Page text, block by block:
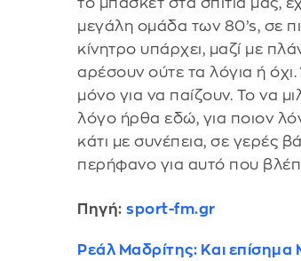
το μπάσκετ στα σπίτια μας,
μεγάλη ομάδα των 80’s, σε
κίνητρο υπάρχει, μαζί με
αρέσουν ούτε τα λόγια ή
μόνο για να παίζουν. Το να
λόγο ήρθα εδώ, για ποιον
κάτι με συνέπεια, σε γερές
περήφανο για αυτό που
Πηγή: sport-fm.gr
Ρεάλ Μαδρίτης: Και